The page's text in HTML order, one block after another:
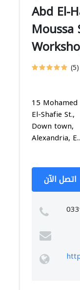
Abd El-
Moussa
(5)
15 Mohamed
El-Shafie St.,
Down town,
Alexandria,
اتصل الآن